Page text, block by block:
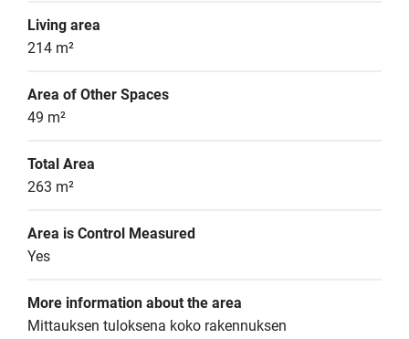
Living area
214 m²
Area of Other Spaces
49 m²
Total Area
263 m²
Area is Control Measured
Yes
More information about the area
Mittauksen tuloksena koko rakennuksen